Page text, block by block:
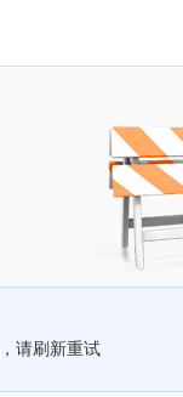
请刷新重试